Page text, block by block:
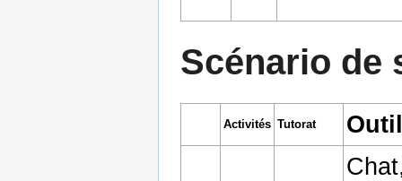
Scénario de
Activités Tutorat